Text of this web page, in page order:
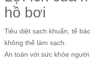
hồ bơi
Tiêu diệt sạch khuẩn, tế
không thể làm sạch.
An toàn với sức khỏe